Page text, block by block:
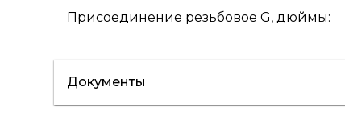
Присоединение резьбовое G, дюймы:
Документы